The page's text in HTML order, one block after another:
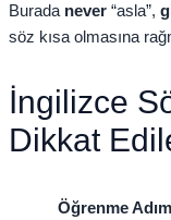
Burada never “asla”,
söz kısa olmasına
İngilizce
Dikkat
Öğrenme